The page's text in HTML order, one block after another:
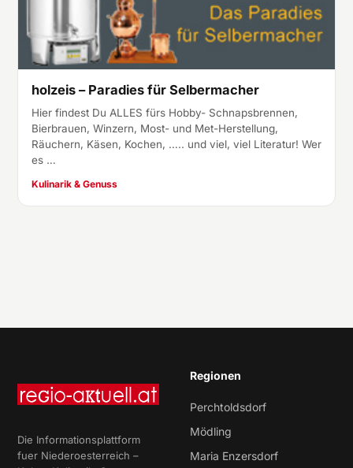
holzeis – Paradies für Selbermacher
Hier findest Du ALLES fürs Hobby- Schnapsbrennen,
Bierbrauen, Winzern, Most- und Met-Herstellung,
Räuchern, Käsen, Kochen, ….. und viel, viel Literatur! Wer
es …
Kulinarik & Genuss
Die Informationsplattform
fuer Niederoesterreich –
Regionen
Perchtoldsdorf
Mödling
Maria Enzersdorf